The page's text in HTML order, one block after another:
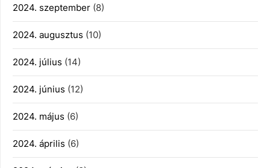
2024. szeptember (8)
2024. augusztus (10)
2024. július (14)
2024. június (12)
2024. május (6)
2024. április (6)